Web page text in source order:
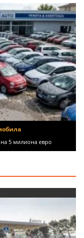
5 милиона евро